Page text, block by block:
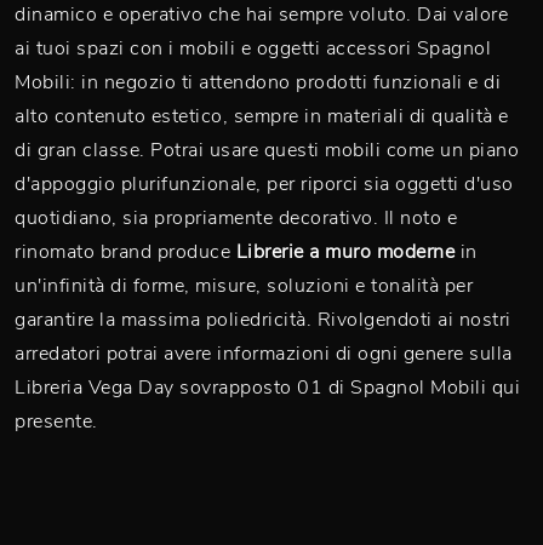
dinamico e operativo che hai sempre voluto. Dai valore
ai tuoi spazi con i mobili e oggetti accessori Spagnol
Mobili: in negozio ti attendono prodotti funzionali e di
alto contenuto estetico, sempre in materiali di qualità e
di gran classe. Potrai usare questi mobili come un piano
d'appoggio plurifunzionale, per riporci sia oggetti d'uso
quotidiano, sia propriamente decorativo. Il noto e
rinomato brand produce Librerie a muro modernein
un'infinità di forme, misure, soluzioni e tonalità per
garantire la massima poliedricità. Rivolgendoti ai nostri
arredatori potrai avere informazioni di ogni genere sulla
Libreria Vega Day sovrapposto 01 di Spagnol Mobili qui
presente.